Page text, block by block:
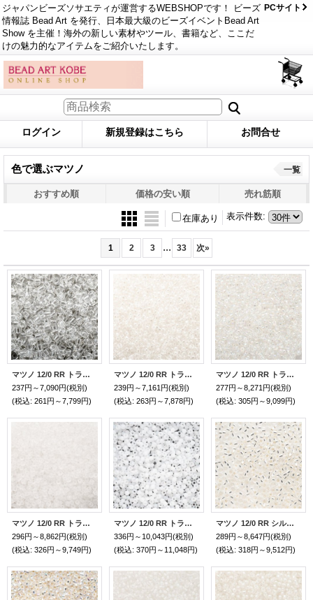
ジャパンビーズソサエティが運営するWEBSHOPです！ ビーズ
情報誌 Bead Art を発行、日本最大級のビーズイベントBead Art
Show を主催！海外の新しい素材やツール、書籍など、ここだ
けの魅力的なアイテムをご紹介いたします。
PCサイト
ログイン 新規登録はこちら お問合せ
色で選ぶマツノ 一覧
おすすめ順 価格の安い順 売れ筋順
表示件数:
在庫あり
1 2 3 ... 33 次»
マツノ 12/0 RR トランスペアレント
237円～7,090円(税別)
(税込: 261円～7,799円)
マツノ 12/0 RR トランスペアレント ラスター
239円～7,161円(税別)
(税込: 263円～7,878円)
マツノ 12/0 RR トランスペアレント レインボー
277円～8,271円(税別)
(税込: 305円～9,099円)
マツノ 12/0 RR トランスペアレント フロスト
296円～8,862円(税別)
(税込: 326円～9,749円)
マツノ 12/0 RR トランスペアレント フロスト AB
336円～10,043円(税別)
(税込: 370円～11,048円)
マツノ 12/0 RR シルバーライン
289円～8,647円(税別)
(税込: 318円～9,512円)